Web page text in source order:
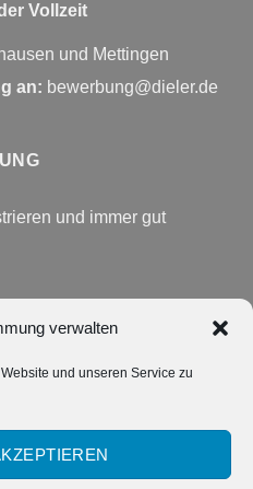
verwalten
und unseren Service zu
Vollzeit
und Mettingen
an: bewerbung@dieler.de
und immer gut